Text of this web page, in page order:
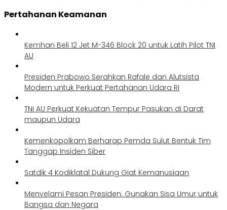
Pertahanan Keamanan
Kemhan Beli 12 Jet M-346 Block 20 untuk Latih Pilot TNI
AU
Presiden Prabowo Serahkan Rafale dan Alutsista
Modern untuk Perkuat Pertahanan Udara RI
TNI AU Perkuat Kekuatan Tempur Pasukan di Darat
maupun Udara
Kemenkopolkam Berharap Pemda Sulut Bentuk Tim
Tanggap Insiden Siber
Satdik 4 Kodiklatal Dukung Giat Kemanusiaan
Menyelami Pesan Presiden: Gunakan Sisa Umur untuk
Bangsa dan Negara